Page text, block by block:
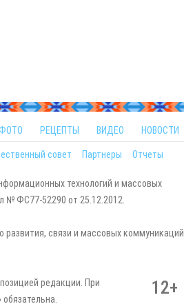
РЕЦЕПТЫ ВИДЕО НОВОСТИ
совет Партнеры Отчеты
технологий и массовых
№ ФС77-52290 от 25.12.2012.
связи и массовых коммуникаций
редакции. При
12+